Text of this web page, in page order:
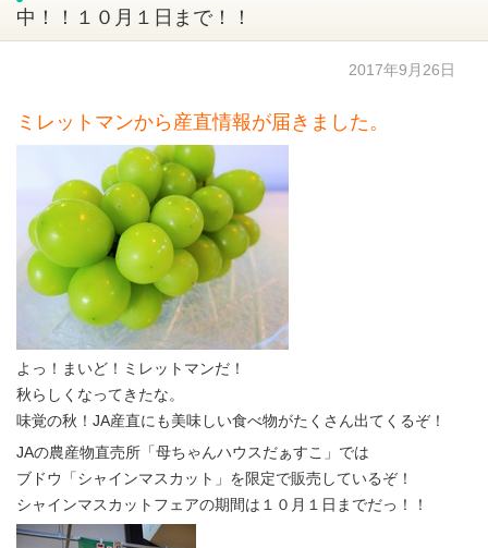
中！！１０月１日まで！！
2017年9月26日
ミレットマンから産直情報が届きました。
よっ！まいど！ミレットマンだ！
秋らしくなってきたな。
味覚の秋！JA産直にも美味しい食べ物がたくさん出てくるぞ！
JAの農産物直売所「母ちゃんハウスだぁすこ」では
ブドウ「シャインマスカット」を限定で販売しているぞ！
シャインマスカットフェアの期間は１０月１日までだっ！！